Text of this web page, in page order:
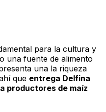
para la cultura y
una fuente de alimento
una la riqueza
que entrega Delfina
productores de maíz